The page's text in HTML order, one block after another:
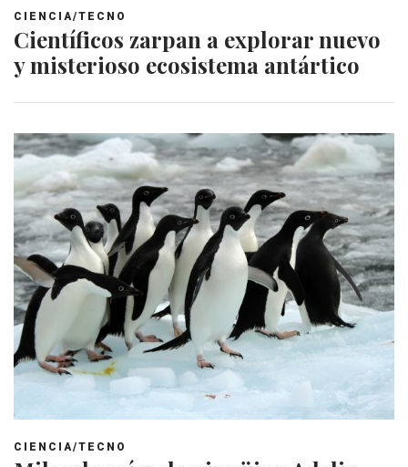
CIENCIA/TECNO
Científicos zarpan a explorar nuevo
y misterioso ecosistema antártico
CIENCIA/TECNO